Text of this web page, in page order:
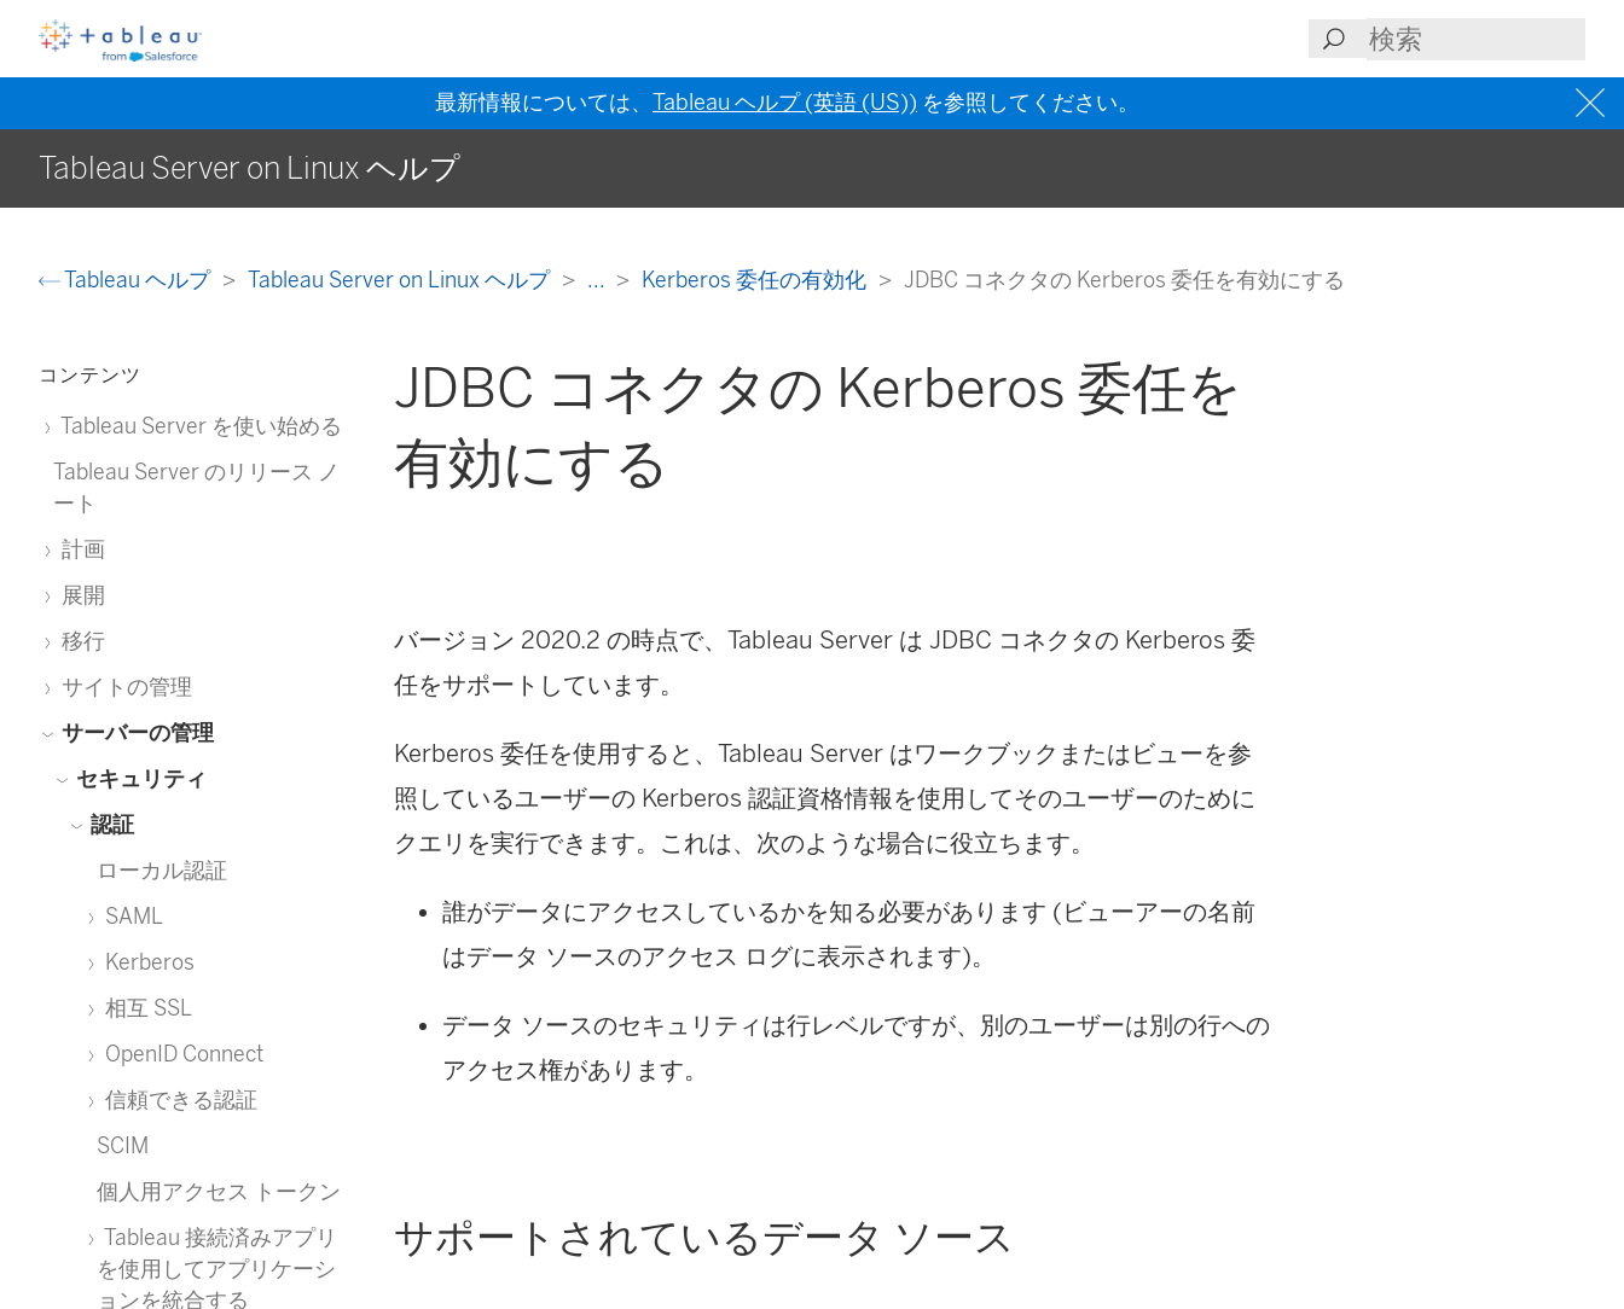
最新情報については、 Tableau ヘルプ (英語 (US)) を参照してください。
Tableau Server on Linux ヘルプ
Tableau ヘルプ Tableau Server on Linux ヘルプ ... Kerberos 委任の有効化 JDBC コネクタの Kerberos 委任を有効にする
コンテンツ
Tableau Server を使い始める
Tableau Server のリリース ノ
ート
計画
展開
移行
サイトの管理
サーバーの管理
セキュリティ
認証
ローカル認証
SAML
Kerberos
相互 SSL
OpenID Connect
信頼できる認証
SCIM
個人用アクセス トークン
Tableau 接続済みアプリ
を使用してアプリケーシ
ョンを統合する
JDBC コネクタの Kerberos 委任を
有効にする
バージョン 2020.2 の時点で、Tableau Server は JDBC コネクタの Kerberos 委
任をサポートしています。
Kerberos 委任を使用すると、Tableau Server はワークブックまたはビューを参
照しているユーザーの Kerberos 認証資格情報を使用してそのユーザーのために
クエリを実行できます。これは、次のような場合に役立ちます。
誰がデータにアクセスしているかを知る必要があります (ビューアーの名前
はデータ ソースのアクセス ログに表示されます)。
データ ソースのセキュリティは行レベルですが、別のユーザーは別の行への
アクセス権があります。
サポートされているデータ ソース